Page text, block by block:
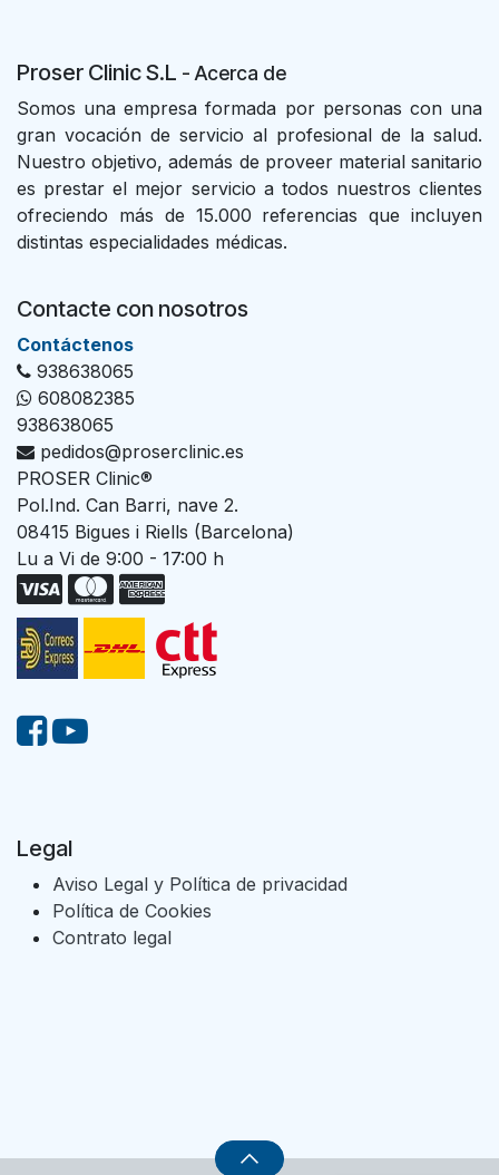
Proser Clinic S.L - Acerca de
Somos una empresa formada por personas con una
gran vocación de servicio al profesional de la salud.
Nuestro objetivo, además de proveer material sanitario
es prestar el mejor servicio a todos nuestros clientes
ofreciendo más de 15.000 referencias que incluyen
distintas especialidades médicas.
Contacte con nosotros
Con​tác​tenos
938638065
608082385
938638065
pedidos@proserclinic.es
PROSER Clinic®
Pol.Ind. Can Barri, nave 2.
08415 Bigues i Riells (Barcelona)
Lu a Vi de 9:00 - 17:00 h
Legal
Aviso Legal y Política de privacidad
Política de Cookies
Contrato legal